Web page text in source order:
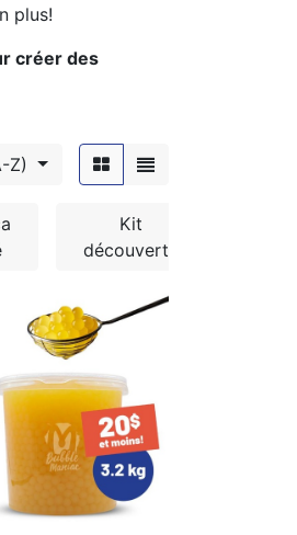
plus!
créer des
Z)
Kit
découverte